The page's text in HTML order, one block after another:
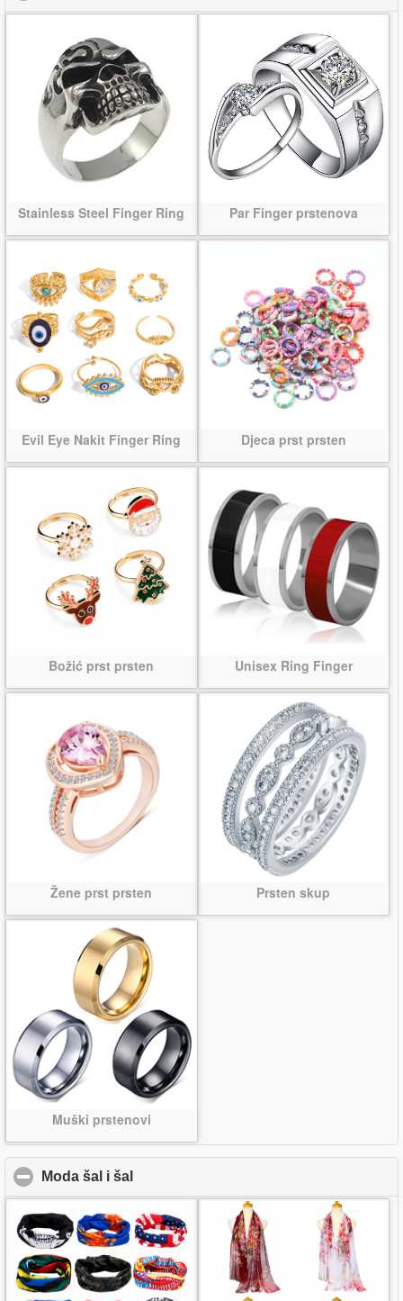
Stainless Steel Finger Ring Par Finger prstenova
Evil Eye Nakit Finger Ring Djeca prst prsten
Božić prst prsten Unisex Ring Finger
Žene prst prsten Prsten skup
Muški prstenovi
Moda šal i šal